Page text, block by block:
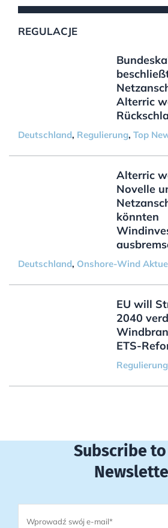
REGULACJE
Alterric
Deutschland, Regulierung, Top
Alterric
Novelle
könnten
Deutschland, Onshore-Wind
EU will
2040
ETS-
Regulierung
Subscribe